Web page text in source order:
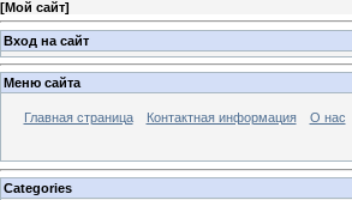
[Мой сайт]
Вход на сайт
Меню сайта
Главная страница Контактная информация О нас
Categories